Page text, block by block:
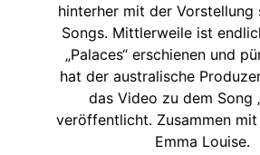
hinterher mit der Vorstellung
Songs. Mittlerweile ist
„Palaces“ erschienen und
hat der australische
das Video zu dem Song
veröffentlicht. Zusammen
Emma Louise.